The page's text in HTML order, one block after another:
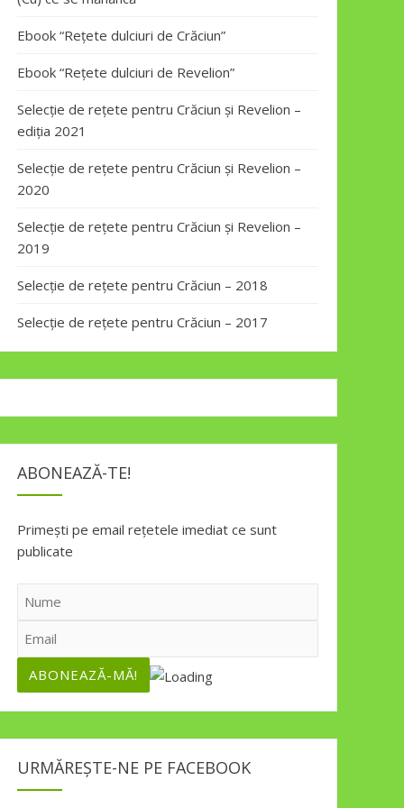
Ebook “Rețete dulciuri de Crăciun”
Ebook “Rețete dulciuri de Revelion”
Selecție de rețete pentru Crăciun și Revelion –
ediția 2021
Selecție de rețete pentru Crăciun și Revelion –
2020
Selecție de rețete pentru Crăciun și Revelion –
2019
Selecție de rețete pentru Crăciun – 2018
Selecție de rețete pentru Crăciun – 2017
ABONEAZĂ-TE!
Primești pe email rețetele imediat ce sunt
publicate
URMĂREȘTE-NE PE FACEBOOK